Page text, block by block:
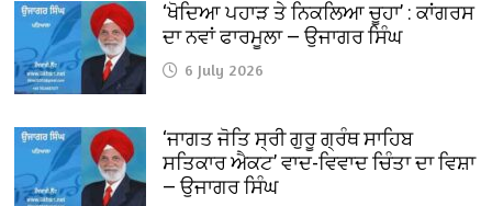
‘ਖੋਦਿਆ ਪਹਾੜ ਤੇ ਨਿਕਲਿਆ ਚੂਹਾ’ : ਕਾਂਗਰਸ
ਦਾ ਨਵਾਂ ਫਾਰਮੂਲਾ — ਉਜਾਗਰ ਸਿੰਘ
6 July 2026
‘ਜਾਗਤ ਜੋਤਿ ਸ੍ਰੀ ਗੁਰੂ ਗ੍ਰੰਥ ਸਾਹਿਬ
ਸਤਿਕਾਰ ਐਕਟ’ ਵਾਦ-ਵਿਵਾਦ ਚਿੰਤਾ ਦਾ ਵਿਸ਼ਾ
— ਉਜਾਗਰ ਸਿੰਘ